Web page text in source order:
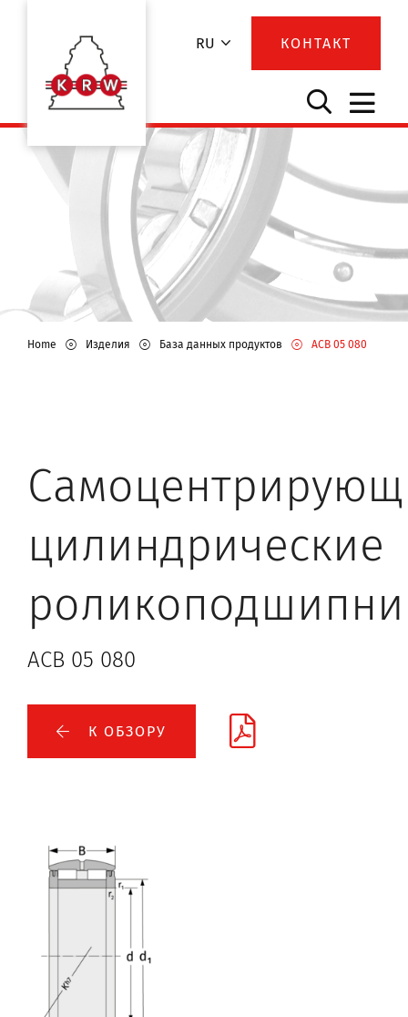
RU КОНТАКТ
Home Изделия База данных продуктов ACB 05 080
цилиндрические
ACB 05 080
К ОБЗОРУ